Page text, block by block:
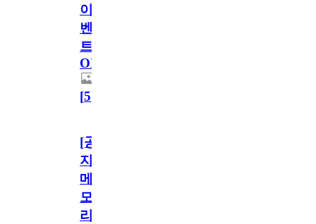
이
벤
트
OPEN!
[5]
[공
지]
메
모
리